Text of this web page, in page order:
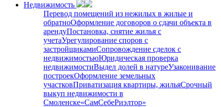
Недвижимость
Перевод помещений из нежилых в жилые и
обратноОформление договоров о сдачи объекта в
арендуПостановка, снятие жилья с
учетаУрегулирование споров с
застройщикамиСопровождение сделок с
недвижимостьюЮридическая проверка
недвижимостиВыдел долей в натуреУзаконивание
построекОформление земельных
участковПриватизация квартиры, жильяСрочный
выкуп недвижимости в
Cмоленске«СамСебеРиэлтор»